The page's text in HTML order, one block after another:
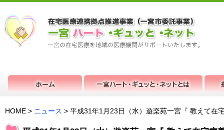
HOME > ニュース > 平成31年1月23日（水）遊楽苑一宮『 教えて在